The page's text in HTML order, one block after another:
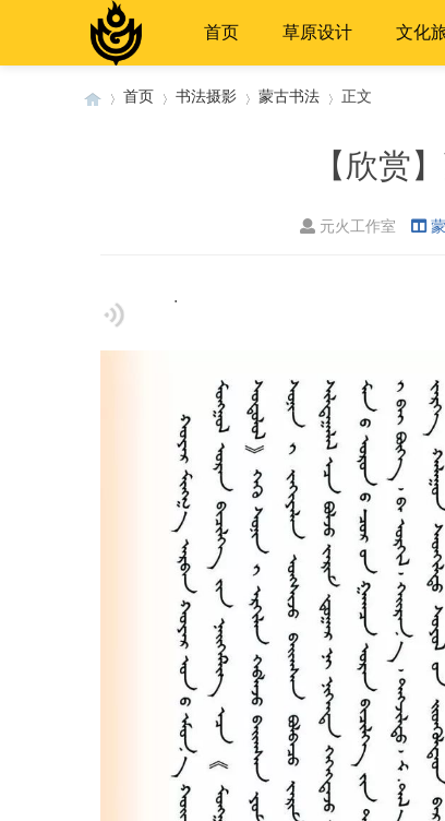
首页 草原设计 文化
首页 书法摄影 蒙古书法 正文
【欣赏
元火工作室
.